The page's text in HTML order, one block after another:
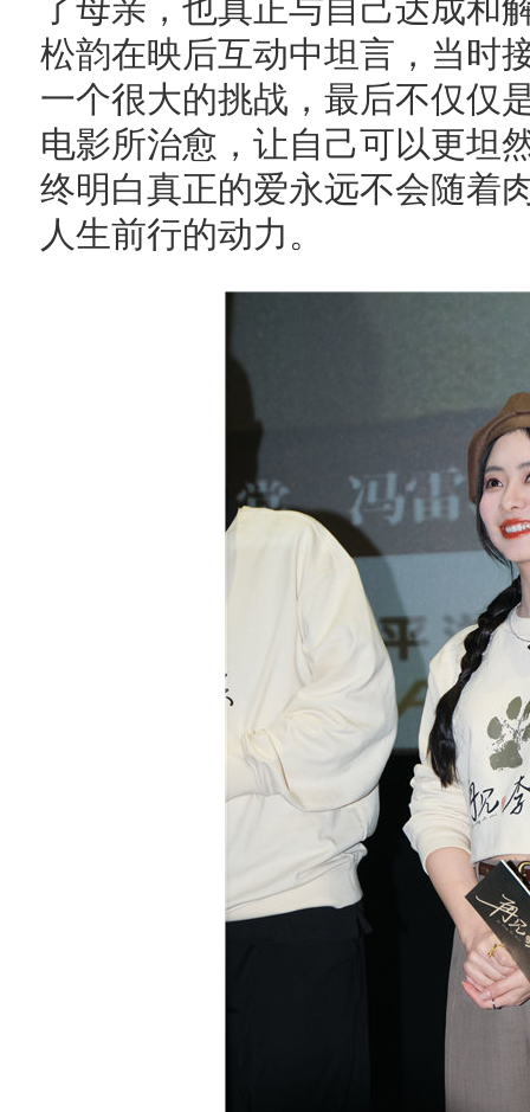
了母亲，也真正与自己达成
松韵在映后互动中坦言，当时
一个很大的挑战，最后不仅仅
电影所治愈，让自己可以更坦
终明白真正的爱永远不会随着
人生前行的动力。